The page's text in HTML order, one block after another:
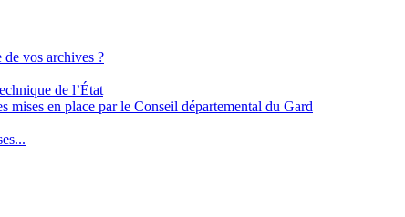
de vos archives ?
de l’État
mises en place par le Conseil départemental du Gard